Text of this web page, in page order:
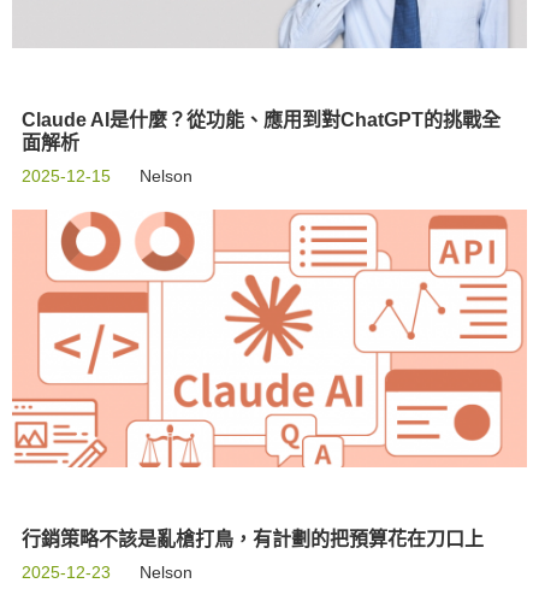
Claude AI是什麼？從功能、應用到對ChatGPT的挑戰全
面解析
2025-12-15 Nelson
行銷策略不該是亂槍打鳥，有計劃的把預算花在刀口上
2025-12-23 Nelson